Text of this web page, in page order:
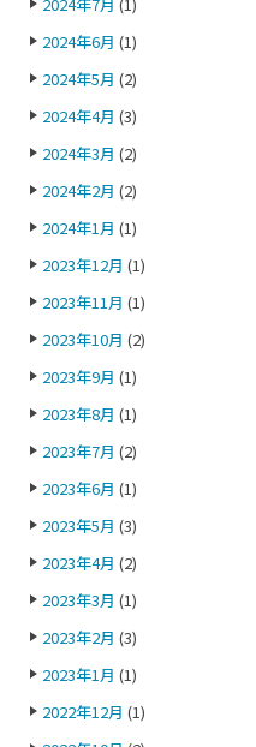
2024年6月 (1)
2024年5月 (2)
2024年4月 (3)
2024年3月 (2)
2024年2月 (2)
2024年1月 (1)
2023年12月 (1)
2023年11月 (1)
2023年10月 (2)
2023年9月 (1)
2023年8月 (1)
2023年7月 (2)
2023年6月 (1)
2023年5月 (3)
2023年4月 (2)
2023年3月 (1)
2023年2月 (3)
2023年1月 (1)
2022年12月 (1)